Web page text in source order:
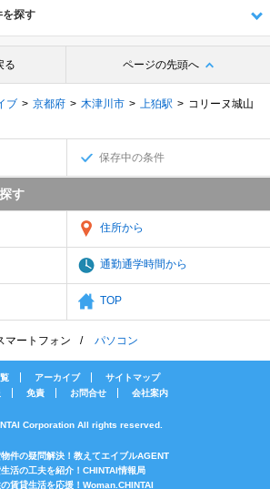
を探す
る ページの先頭へ
ブ 京都府 木津川市 上狛駅
コリーヌ城山
保存中の条件
す
住所から
通勤通学時間から
TOP
マートフォン パソコン
アーカイブ
サイトマップ
免責 お問合せ 会社案内
Corporation All rights reserved.
件の疑問解決！教えてエイブルAGENT
活の工夫を紹介！CHINTAI情報局
賃貸生活を応援！Woman.CHINTAI